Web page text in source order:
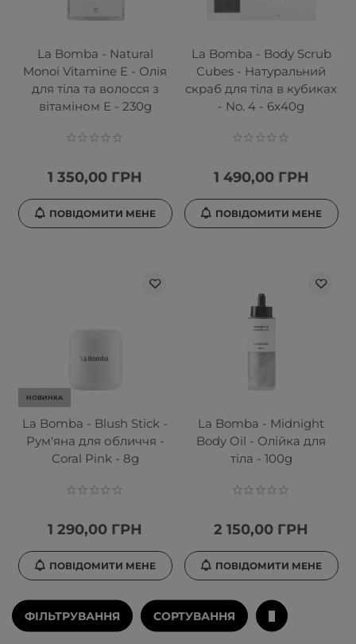
La Bomba - Natural
Monoi Vitamine E - Олія
для тіла та волосся з
вітаміном E - 230g
1 350,00 ГРН
ПОВІДОМИТИ МЕНЕ
La Bomba - Body Scrub
Cubes - Натуральний
скраб для тіла в кубиках
- No. 4 - 6x40g
1 490,00 ГРН
ПОВІДОМИТИ МЕНЕ
НОВИНКА
La Bomba - Blush Stick -
Рум'яна для обличчя -
Coral Pink - 8g
1 290,00 ГРН
ПОВІДОМИТИ МЕНЕ
La Bomba - Midnight
Body Oil - Олійка для
тіла - 100g
2 150,00 ГРН
ПОВІДОМИТИ МЕНЕ
ФІЛЬТРУВАННЯ СОРТУВАННЯ